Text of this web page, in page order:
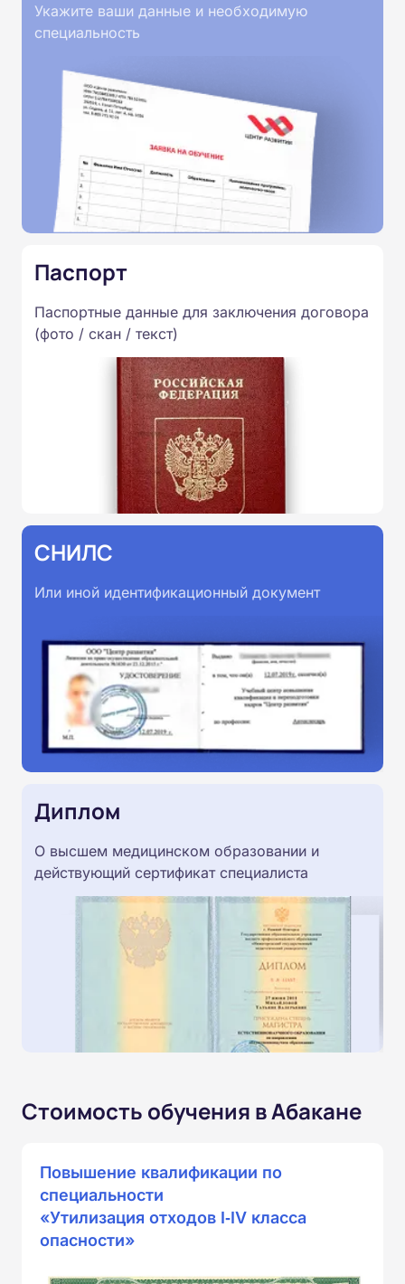
Укажите ваши данные и необходимую
специальность
Паспорт
Паспортные данные для заключения договора
(фото / скан / текст)
СНИЛС
Или иной идентификационный документ
Диплом
О высшем медицинском образовании и
действующий сертификат специалиста
Стоимость обучения в Абакане
Повышение квалификации по
специальности
«Утилизация отходов I‑IV класса
опасности»